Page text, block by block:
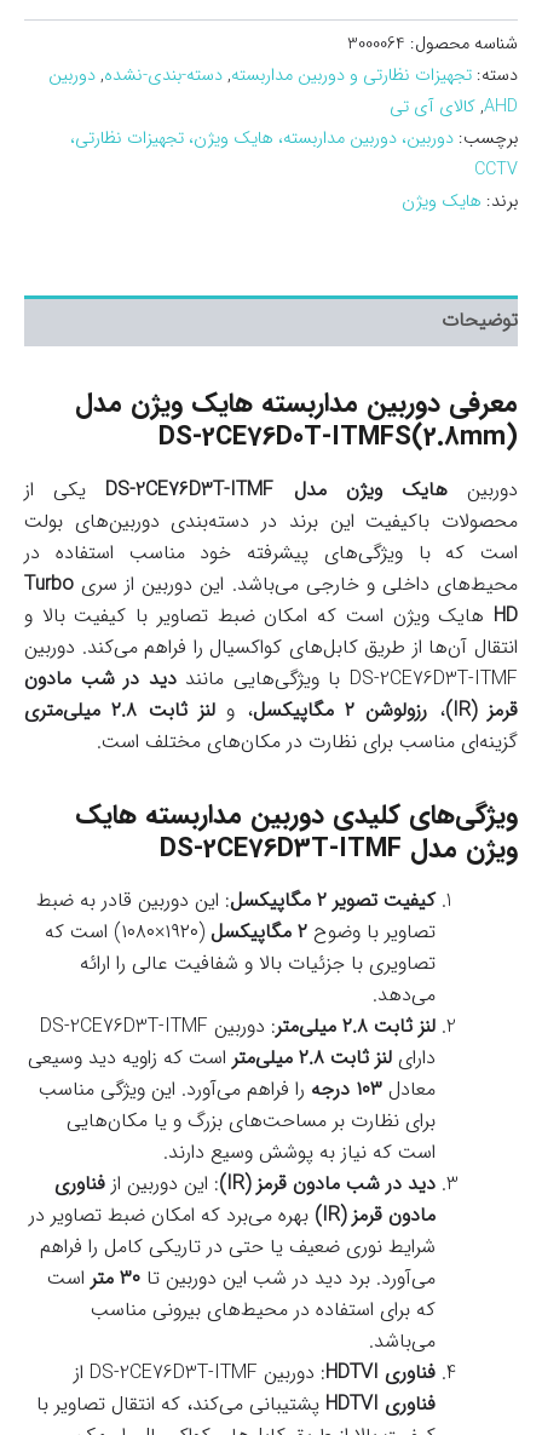
شناسه محصول: 3000064
دسته: تجهیزات نظارتی و دوربین مداربسته,دسته-بندی-نشده,دوربین
AHD
,کالای آی تی
برچسب: دوربین، دوربین مداربسته، هایک ویژن، تجهیزات نظارتی،
CCTV
برند: هایک ویژن
توضیحات
معرفی دوربین مداربسته هایک ویژن مدل
DS-2CE76D0T-ITMFS(2.8mm)
دوربینهایک ویژن مدل DS-2CE76D3T-ITMF
یکی از
محصولات باکیفیت این برند در دسته‌بندی دوربین‌های بولت
است که با ویژگی‌های پیشرفته خود مناسب استفاده در
محیط‌های داخلی و خارجی می‌باشد. این دوربین از سری Turbo
HD هایک ویژن است که امکان ضبط تصاویر با کیفیت بالا و
انتقال آن‌ها از طریق کابل‌های کواکسیال را فراهم می‌کند. دوربین
DS-2CE76D3T-ITMF با ویژگی‌هایی مانند
دید در شب مادون
قرمز (IR)
، رزولوشن ۲ مگاپیکسل ، و لنز ثابت ۲.۸ میلی‌متری
گزینه‌ای مناسب برای نظارت در مکان‌های مختلف است.
ویژگی‌های کلیدی دوربین مداربسته هایک
ویژن مدل DS-2CE76D3T-ITMF
کیفیت تصویر ۲ مگاپیکسل
: این دوربین قادر به ضبط
تصاویر با وضوح ۲ مگاپیکسل
(۱۹۲۰×۱۰۸۰) است که
تصاویری با جزئیات بالا و شفافیت عالی را ارائه
می‌دهد.
لنز ثابت ۲.۸ میلی‌متر
: دوربین DS-2CE76D3T-ITMF
دارای لنز ثابت ۲.۸ میلی‌متر
است که زاویه دید وسیعی
معادل ۱۰۳ درجه
را فراهم می‌آورد. این ویژگی مناسب
برای نظارت بر مساحت‌های بزرگ و یا مکان‌هایی
است که نیاز به پوشش وسیع دارند.
دید در شب مادون قرمز (IR)
: این دوربین از فناوری
مادون قرمز (IR)
بهره می‌برد که امکان ضبط تصاویر در
شرایط نوری ضعیف یا حتی در تاریکی کامل را فراهم
می‌آورد. برد دید در شب این دوربین تا ۳۰ متر
است
که برای استفاده در محیط‌های بیرونی مناسب
می‌باشد.
فناوری HDTVI
: دوربین DS-2CE76D3T-ITMF از
فناوری HDTVI
پشتیبانی می‌کند، که انتقال تصاویر با